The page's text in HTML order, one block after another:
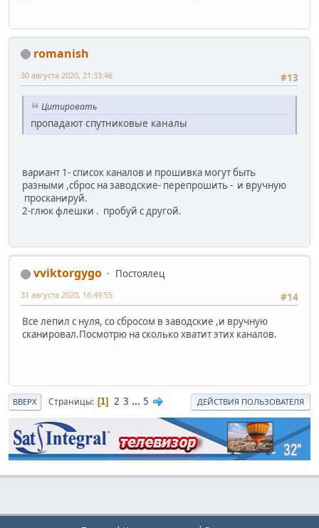
romanish
#13
30 августа 2020, 21:33:46
Цитировать
пропадают спутниковые каналы
вариант 1- список каналов и прошивка могут быть
разными ,сброс на заводские- перепрошить - и вручную
просканируй.
2-глюк флешки . пробуй с другой.
vviktorgygo
Постоялец
#14
31 августа 2020, 16:49:55
Все лепил с нуля, со сбросом в заводские ,и вручную
сканировал.Посмотрю на сколько хватит этих каналов.
ВВЕРХ Страницы 1 2 3 ... 5 ДЕЙСТВИЯ ПОЛЬЗОВАТЕЛЯ